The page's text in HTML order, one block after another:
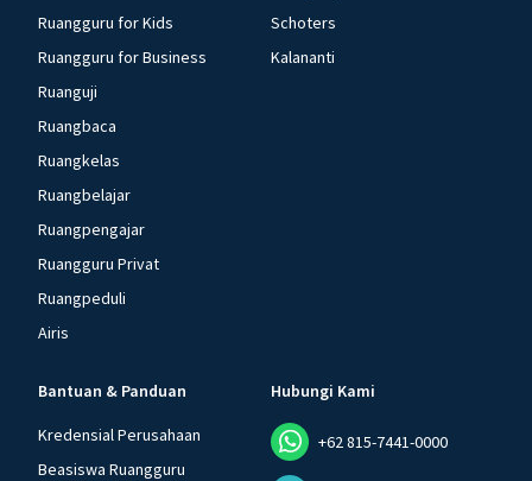
Ruangguru for Kids
Ruangguru for Business
Ruanguji
Ruangbaca
Ruangkelas
Ruangbelajar
Ruangpengajar
Ruangguru Privat
Ruangpeduli
Airis
Schoters
Kalananti
Bantuan & Panduan
Kredensial Perusahaan
Beasiswa Ruangguru
Hubungi Kami
+62 815-7441-0000